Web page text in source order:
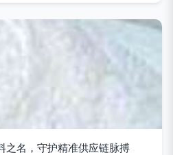
之名，守护精准供应链脉搏